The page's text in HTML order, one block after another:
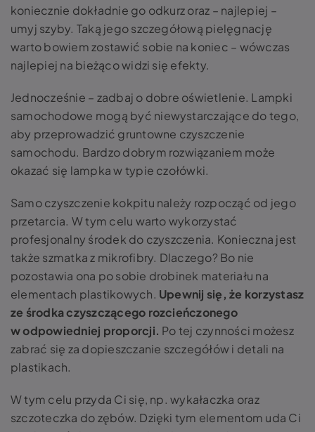
koniecznie dokładnie go odkurz oraz – najlepiej –
umyj szyby. Taką jego szczegółową pielęgnację
warto bowiem zostawić sobie na koniec – wówczas
najlepiej na bieżąco widzi się efekty.
Jednocześnie – zadbaj o dobre oświetlenie. Lampki
samochodowe mogą być niewystarczające do tego,
aby przeprowadzić gruntowne czyszczenie
samochodu. Bardzo dobrym rozwiązaniem może
okazać się lampka w typie czołówki.
Samo czyszczenie kokpitu należy rozpocząć od jego
przetarcia. W tym celu warto wykorzystać
profesjonalny środek do czyszczenia. Konieczna jest
także szmatka z mikrofibry. Dlaczego? Bo nie
pozostawia ona po sobie drobinek materiału na
elementach plastikowych. Upewnij się, że korzystasz
ze środka czyszczącego rozcieńczonego
w odpowiedniej proporcji. Po tej czynności możesz
zabrać się za dopieszczanie szczegółów i detali na
plastikach.
W tym celu przyda Ci się, np. wykałaczka oraz
szczoteczka do zębów. Dzięki tym elementom uda Ci